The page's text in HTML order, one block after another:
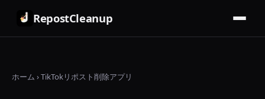
RepostCleanup
ホーム ›TikTokリポスト削除アプリ